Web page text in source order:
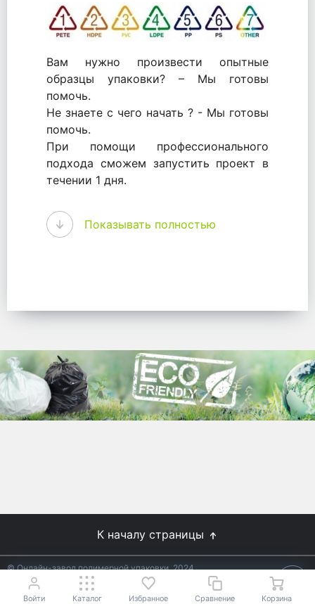
Вам нужно произвести опытные
образцы упаковки? – Мы готовы
помочь.
Не знаете с чего начать ? - Мы готовы
помочь.
При помощи профессионального
подхода сможем запустить проект в
течении 1 дня.
WhitePack - перерабатываем пластик.
Мы принимали самое активное
участие в становлении этого рынка в
упаковке, и сегодня мы перешли в
Используйте готовые решения от
лидеров отрасли.
WhitePack
8 (495) 204-18-49
Показывать полностью
К началу страницы
© Онлайн-завод полимерной упаковки, 2024
Не является публичной офертой.Условия уточняйте у
менеджеров.
Войти Каталог Избранное Сравнение Корзина